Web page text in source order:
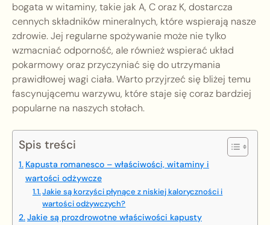
bogata w witaminy, takie jak A, C oraz K, dostarcza
cennych składników mineralnych, które wspierają nasze
zdrowie. Jej regularne spożywanie może nie tylko
wzmacniać odporność, ale również wspierać układ
pokarmowy oraz przyczyniać się do utrzymania
prawidłowej wagi ciała. Warto przyjrzeć się bliżej temu
fascynującemu warzywu, które staje się coraz bardziej
popularne na naszych stołach.
Spis treści
Kapusta romanesco – właściwości, witaminy i
wartości odżywcze
Jakie są korzyści płynące z niskiej kaloryczności i
wartości odżywczych?
Jakie są prozdrowotne właściwości kapusty